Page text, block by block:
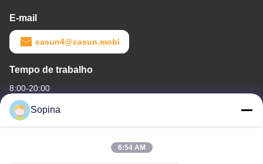
E-mail
casun4@casun.mobi
Tempo de trabalho
8:00-20:00
O nosso endereço
NO.61 Zona Industrial Pingxi, cidade de Huashan, distrito de
Sopina
6:54 AM